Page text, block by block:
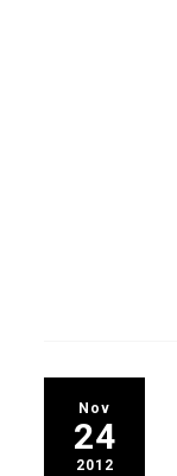
Nov
24
2012